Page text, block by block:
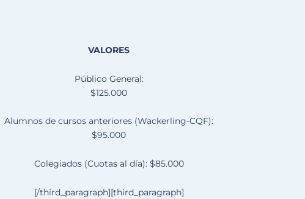
VALORES
Público General:
$125.000
Alumnos de cursos anteriores (Wackerling-CQF):
$95.000
Colegiados (Cuotas al día): $85.000
[/third_paragraph][third_paragraph]